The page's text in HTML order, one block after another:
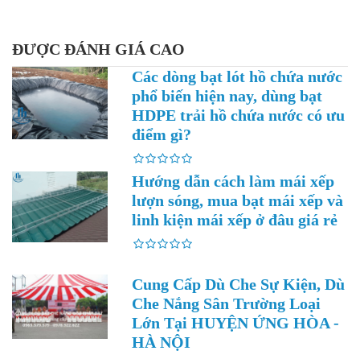
ĐƯỢC ĐÁNH GIÁ CAO
Các dòng bạt lót hồ chứa nước
phổ biến hiện nay, dùng bạt
HDPE trải hồ chứa nước có ưu
điểm gì?
Hướng dẫn cách làm mái xếp
lượn sóng, mua bạt mái xếp và
linh kiện mái xếp ở đâu giá rẻ
Cung Cấp Dù Che Sự Kiện, Dù
Che Nắng Sân Trường Loại
Lớn Tại HUYỆN ỨNG HÒA -
HÀ NỘI